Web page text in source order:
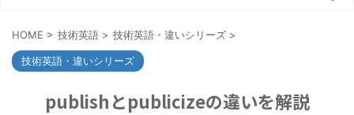
HOME > 技術英語 > 技術英語・違いシリーズ >
技術英語・違いシリーズ
publishとpublicizeの違いを解説